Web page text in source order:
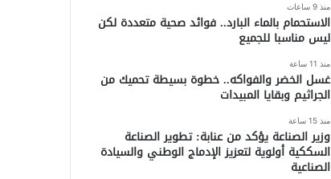
منذ 9 ساعات
الاستحمام بالماء البارد.. فوائد صحية متعددة لكن
ليس مناسبا للجميع
منذ 11 ساعة
غسل الخضر والفواكه.. خطوة بسيطة تحميك من
الجراثيم وبقايا المبيدات
منذ 15 ساعة
وزير الصناعة يؤكد من عنابة: تطوير الصناعة
السككية أولوية لتعزيز الإدماج الوطني والسيادة
الصناعية